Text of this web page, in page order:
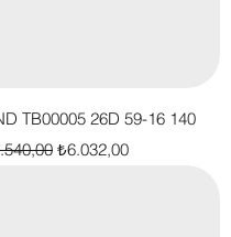
TB00005 26D 59-16 140
Fiyatİndirimli Fiyat
₺6.032,00